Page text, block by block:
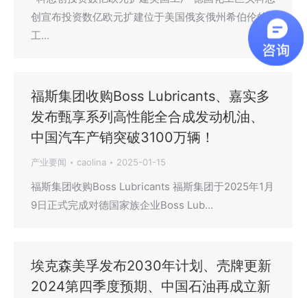
创宣布投资数亿欧元扩建位于美国俄亥俄州希伯伦的
工…
福斯集团收购Boss Lubricants、嘉实多
发布甄享系列高性能全合成发动机油、
中国汽车产销突破3100万辆！
产业要闻 caolina 2025-01-15
福斯集团收购Boss Lubricants 福斯集团于2025年1月
9日正式完成对德国家族企业Boss Lub…
埃克森美孚发布2030年计划、壳牌更新
2024第四季度预期、中国石油再成立新